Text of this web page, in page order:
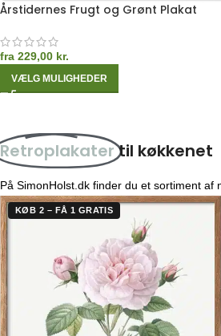
Årstidernes Frugt og Grønt Plakat
fra 229,00 kr.
VÆLG MULIGHEDER
Retroplakatertil køkkenet
På SimonHolst.dk finder du et sortiment
KØB 2 – FÅ 1 GRATIS